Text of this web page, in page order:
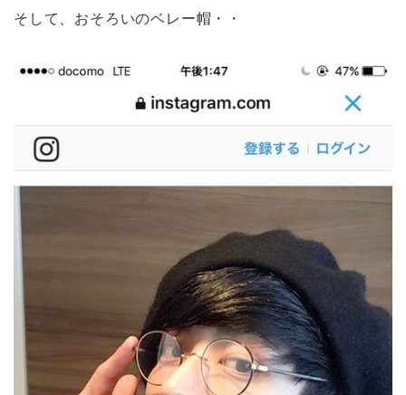
そして、おそろいのベレー帽・・